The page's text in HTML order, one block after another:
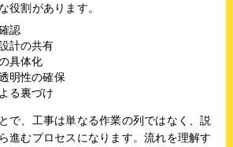
役割があります。
認
計の共有
具体化
明性の確保
る裏づけ
で、工事は単なる作業の列ではなく、説
進むプロセスになります。流れを理解す